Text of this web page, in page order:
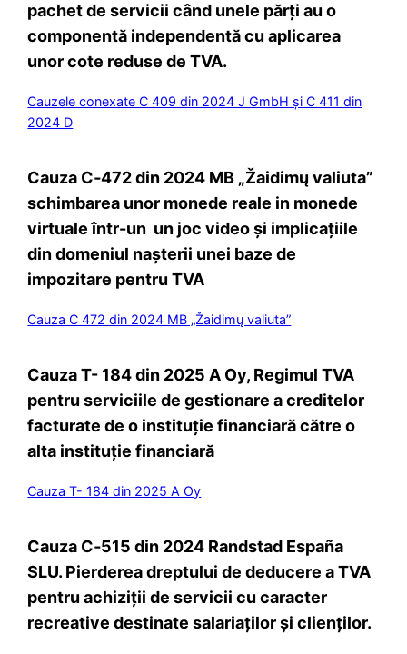
pachet de servicii când unele părți au o
componentă independentă cu aplicarea
unor cote reduse de TVA.
Cauzele conexate C 409 din 2024 J GmbH și C 411 din
2024 D
Cauza C‑472 din 2024 MB „Žaidimų valiuta”
schimbarea unor monede reale in monede
virtuale într-un un joc video și implicațiile
din domeniul nașterii unei baze de
impozitare pentru TVA
Cauza C 472 din 2024 MB „Žaidimų valiuta”
Cauza T- 184 din 2025 A Oy, Regimul TVA
pentru serviciile de gestionare a creditelor
facturate de o instituţie financiară către o
alta instituţie financiară
Cauza T- 184 din 2025 A Oy
Cauza C‑515 din 2024 Randstad España
SLU. Pierderea dreptului de deducere a TVA
pentru achiziții de servicii cu caracter
recreative destinate salariaților și clienților.